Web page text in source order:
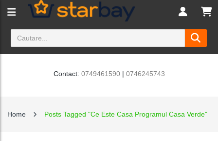
Contact: 0749461590| 0746245743
Home Posts Tagged "Ce Este Casa Programul Casa Verde"